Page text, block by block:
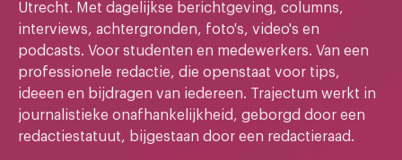
Utrecht. Met dagelijkse berichtgeving, columns,
interviews, achtergronden, foto's, video's en
podcasts. Voor studenten en medewerkers. Van een
professionele redactie, die openstaat voor tips,
ideeen en bijdragen van iedereen. Trajectum werkt in
journalistieke onafhankelijkheid, geborgd door een
redactiestatuut, bijgestaan door een redactieraad.